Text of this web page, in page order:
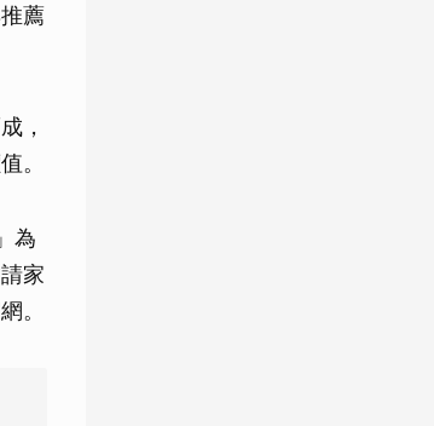
薦
，
。
為
家
。